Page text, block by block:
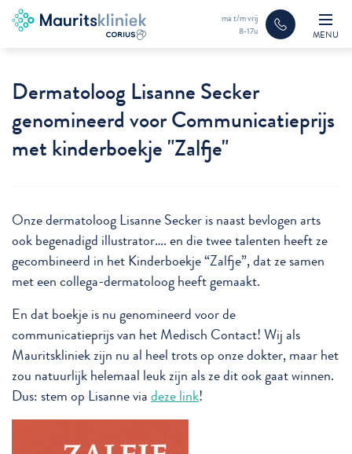
ma t/m vrij
8-17u
MENU
Dermatoloog Lisanne Secker
genomineerd voor Communicatieprijs
met kinderboekje "Zalfje"
Onze dermatoloog Lisanne Secker is naast bevlogen arts
ook begenadigd illustrator…. en die twee talenten heeft ze
gecombineerd in het Kinderboekje “Zalfje”, dat ze samen
met een collega-dermatoloog heeft gemaakt.
En dat boekje is nu genomineerd voor de
communicatieprijs van het Medisch Contact! Wij als
Mauritskliniek zijn nu al heel trots op onze dokter, maar het
zou natuurlijk helemaal leuk zijn als ze dit ook gaat winnen.
Dus: stem op Lisanne via deze link!